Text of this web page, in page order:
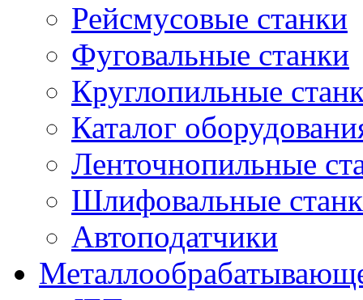
Рейсмусовые станки
Фуговальные станки
Круглопильные
Каталог
Ленточнопильные
Шлифовальные
Автоподатчики